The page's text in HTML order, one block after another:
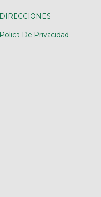
DIRECCIONES
Polica De Privacidad